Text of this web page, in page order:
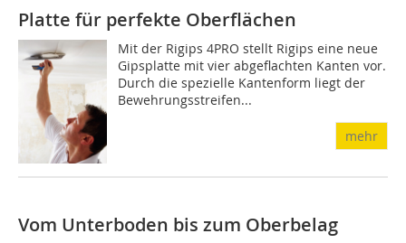
Platte für perfekte Oberflächen
Mit der Rigips 4PRO stellt Rigips eine neue
Gipsplatte mit vier abgeflachten Kanten vor.
Durch die spezielle Kantenform liegt der
Bewehrungsstreifen...
mehr
Vom Unterboden bis zum Oberbelag